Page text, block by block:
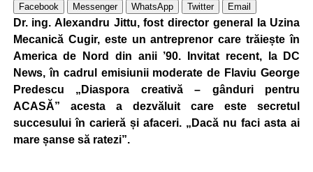
Facebook Messenger WhatsApp Twitter Email
Dr. ing. Alexandru Jittu, fost director general la Uzina
Mecanică Cugir, este un antreprenor care trăiește în
America de Nord din anii ’90. Invitat recent, la DC
News, în cadrul emisiunii moderate de Flaviu George
Predescu „Diaspora creativă – gânduri pentru
ACASĂ” acesta a dezvăluit care este secretul
succesului în carieră și afaceri. „Dacă nu faci asta ai
mare șanse să ratezi”.